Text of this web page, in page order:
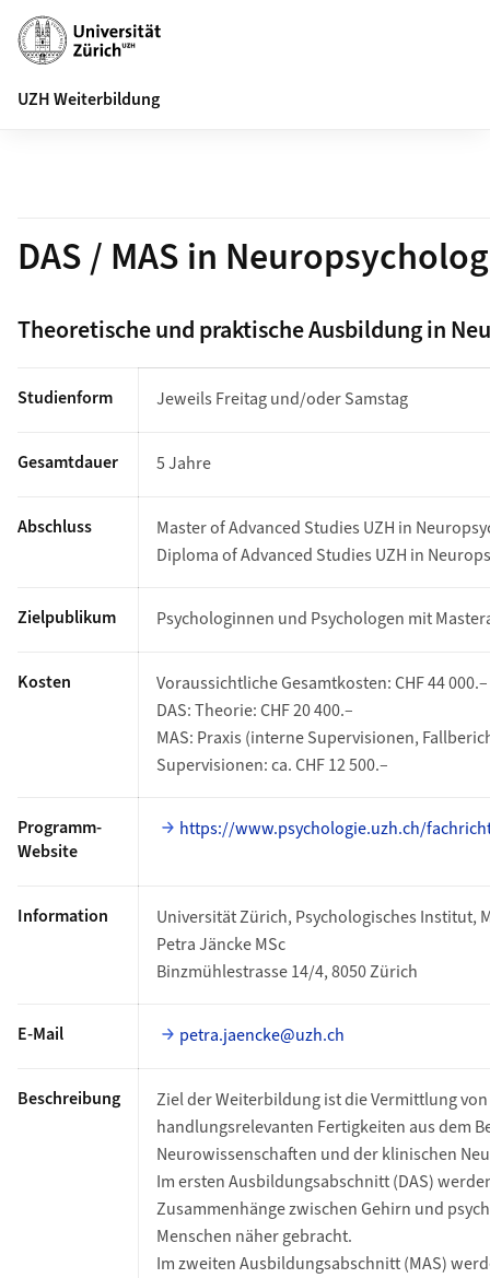
Navigation auf uzh.ch
UZH Weiterbildung
DAS / MAS in
Theoretische und praktische Ausbildung in
Studienform Jeweils Freitag und/oder Samstag
Gesamtdauer 5 Jahre
Abschluss
Master of Advanced Studies UZH in
Diploma of Advanced Studies UZH in
Zielpublikum Psychologinnen und Psychologen mit
Kosten
Voraussichtliche Gesamtkosten: CHF 44 000.–
DAS: Theorie: CHF 20 400.–
MAS: Praxis (interne Supervisionen,
Supervisionen: ca. CHF 12 500.–
Programm-
Website
https://www.psychologie.uzh.ch/
Information
Universität Zürich, Psychologisches Institut,
Petra Jäncke MSc
Binzmühlestrasse 14/4, 8050 Zürich
E-Mail petra.jaencke@uzh.ch
Beschreibung
Ziel der Weiterbildung ist die Vermittlung
handlungsrelevanten Fertigkeiten aus dem
Neurowissenschaften und der klinischen
Im ersten Ausbildungsabschnitt (DAS)
Zusammenhänge zwischen Gehirn und
Menschen näher gebracht.
Im zweiten Ausbildungsabschnitt (MAS)